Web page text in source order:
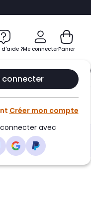
d'aide ?Me connecter
connecter
Créer mon compte
avec
Panier